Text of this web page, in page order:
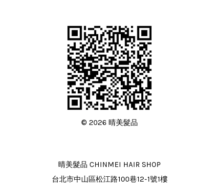
© 2026 晴美髮品
晴美髮品 CHINMEI HAIR SHOP
台北市中山區松江路100巷12-1號1樓